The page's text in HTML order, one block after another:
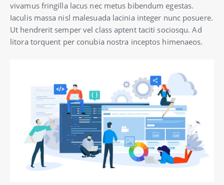
vivamus fringilla lacus nec metus bibendum egestas.
Iaculis massa nisl malesuada lacinia integer nunc posuere.
Ut hendrerit semper vel class aptent taciti sociosqu. Ad
litora torquent per conubia nostra inceptos himenaeos.